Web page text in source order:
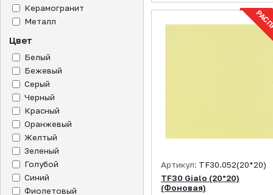
Керамогранит
Металл
Цвет
Белый
Бежевый
Серый
Черный
Красный
Оранжевый
Желтый
Зеленый
Голубой
Синий
Фиолетовый
Артикул: TF30.052(20*20)
TF30 Gialo (20*20)
(Фоновая)